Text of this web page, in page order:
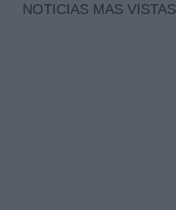
NOTICIAS MAS VISTAS